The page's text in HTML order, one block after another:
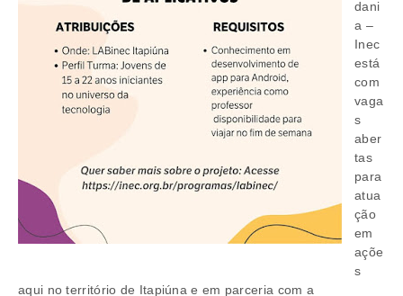
dani
a –
Inec
está
com
vaga
s
aber
tas
para
atua
ção
em
açõe
s
aqui no território de Itapiúna e em parceria com a